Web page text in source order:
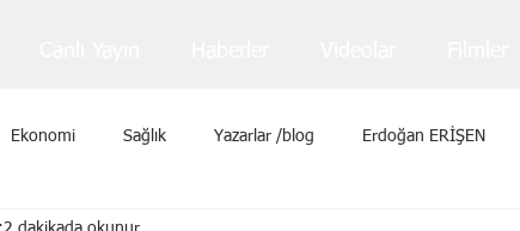
Ekonomi Sağlık Yazarlar /blog Erdoğan ERİŞEN